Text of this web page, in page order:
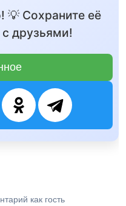
💡 Сохраните её
друзьями!
как гость